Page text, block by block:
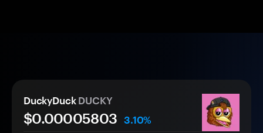
DuckyDuck DUCKY
$0.00005803 3.10%